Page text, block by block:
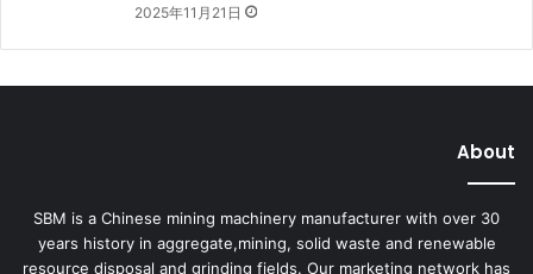
2025年11月21日
About
SBM is a Chinese mining machinery manufacturer with over 30
years history in aggregate,mining, solid waste and renewable
resource disposal and grinding fields. Our marketing network has